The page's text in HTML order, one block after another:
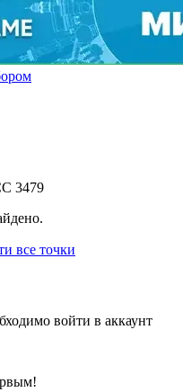
3479
все точки
войти в аккаунт